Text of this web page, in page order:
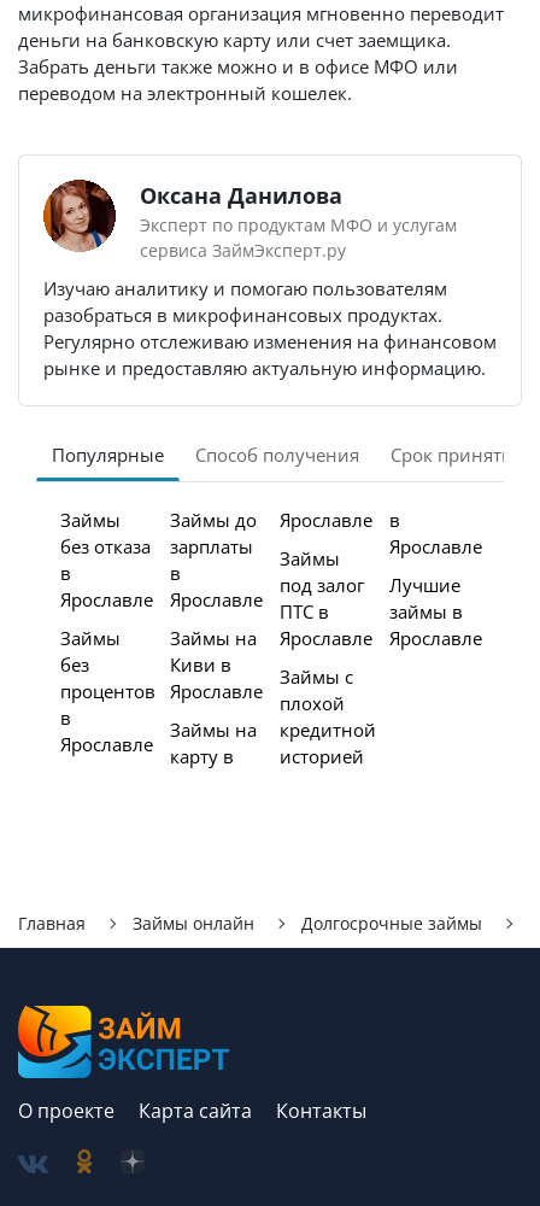
микрофинансовая организация мгновенно переводит
деньги на банковскую карту или счет заемщика.
Забрать деньги также можно и в офисе МФО или
переводом на электронный кошелек.
Оксана Данилова
Эксперт по продуктам МФО и услугам
сервиса ЗаймЭксперт.ру
Изучаю аналитику и помогаю пользователям
разобраться в микрофинансовых продуктах.
Регулярно отслеживаю изменения на финансовом
рынке и предоставляю актуальную информацию.
Популярные Способ получения Срок принятия
Займы
без отказа
в
Ярославле
Займы
без
процентов
в
Ярославле
Займы до
зарплаты
в
Ярославле
Займы на
Киви в
Ярославле
Займы на
карту в
Ярославле
Займы
под залог
ПТС в
Ярославле
Займы с
плохой
кредитной
историей
в
Ярославле
Лучшие
займы в
Ярославле
Главная Займы онлайн Долгосрочные займы
О проекте Карта сайта Контакты